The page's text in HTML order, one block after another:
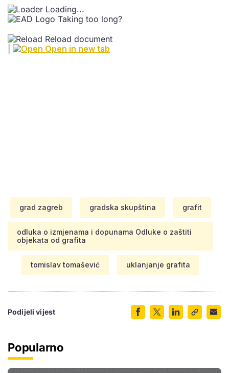
Loading...
Taking too long?
Reload document
Open in new tab
grad zagreb gradska skupština grafit
odluka o izmjenama i dopunama Odluke o zaštiti
objekata od grafita
tomislav tomašević uklanjanje grafita
Podijeli vijest
Popularno